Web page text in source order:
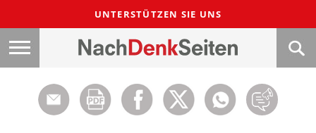
UNTERSTÜTZEN SIE UNS